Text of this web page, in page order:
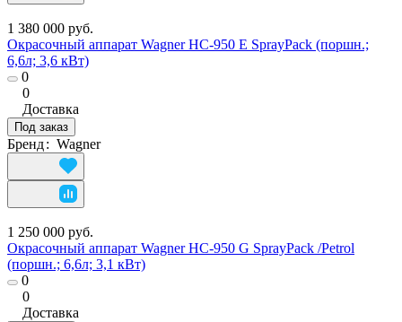
1 380 000 руб.
Окрасочный аппарат Wagner HC-950 E SprayPack (поршн.;
6,6л; 3,6 кВт)
0
0
Доставка
Под заказ
Бренд: Wagner
1 250 000 руб.
Окрасочный аппарат Wagner HC-950 G SprayPack /Petrol
(поршн.; 6,6л; 3,1 кВт)
0
0
Доставка